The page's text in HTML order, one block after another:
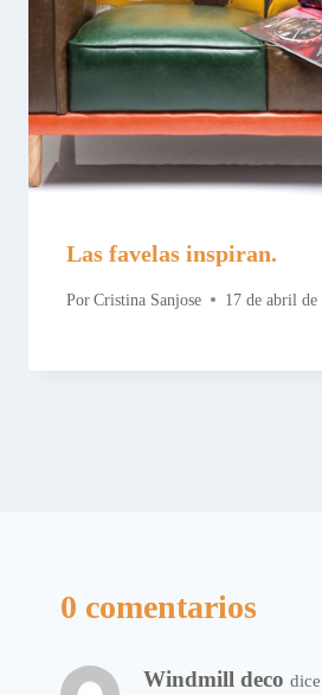
Las favelas inspiran.
Por Cristina Sanjose 17 de abril de
0 comentarios
Windmill deco